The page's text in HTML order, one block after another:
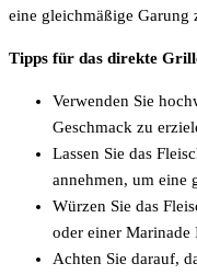
eine gleichmäßige Garung
Tipps für das direkte
Verwenden Sie
Geschmack zu
Lassen Sie das
annehmen, um eine
Würzen Sie das
oder einer Marinade
Achten Sie darauf,